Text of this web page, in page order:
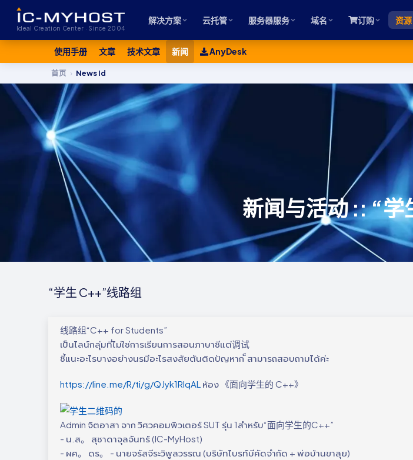
Ideal Creation Center · Since 2004
解决方案 云托管 服务器服务 域名 订购 资源
使用手册 文章 技术文章 新闻 AnyDesk
首页 › News Id
新闻与活动 :: “
“学生 C++”线路组
线路组“C++ for Students”
เป็นไลน์กลุ่มที่ไม่ใช่การเรียนการสอนภาษาซีแต่调试
ชี้แนะอะไรบางอย่างนรมีอะไรสงสัยตันติดปัญหาก ็สามารถสอบถามได้ค่ะ
https://line.me/R/ti/g/QJyk1RIqAL ห้อง 《面向学生的 C++》
Admin จิตอาสา จาก วิศวคอมพิวเตอร์ SUT รุ่น 1สำหรับ“面向学生的C++”
- น.ส。 สุชาดาจุลจันทร์ (IC-MyHost)
- ผศ。 ดร。 - นายจรัสจีระวิพูลวรรณ (บริษัทไบรท์บีคัดจำกัด + พ่อบ้านขาลุย)